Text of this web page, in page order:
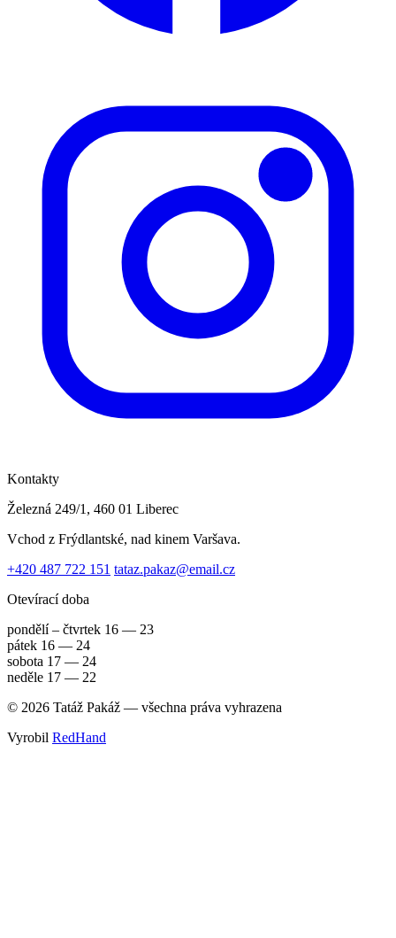
Kontakty
Železná 249/1, 460 01 Liberec
Vchod z Frýdlantské, nad kinem Varšava.
+420 487 722 151 tataz.pakaz@email.cz
Otevírací doba
pondělí – čtvrtek 16 — 23
pátek 16 — 24
sobota 17 — 24
neděle 17 — 22
© 2026 Tatáž Pakáž — všechna práva vyhrazena
Vyrobil RedHand